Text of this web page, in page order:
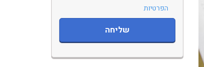
הפרטיות